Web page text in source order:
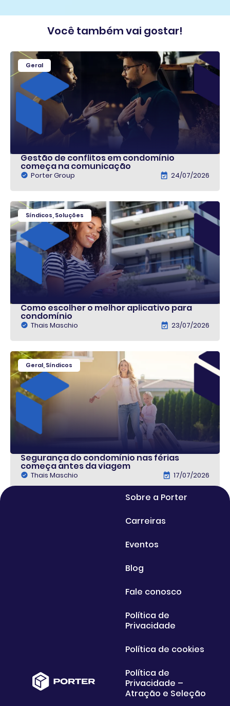
Você também vai gostar!
Geral
Gestão de conflitos em condomínio
começa na comunicação
Porter Group 24/07/2026
Síndicos Soluções
Como escolher o melhor aplicativo para
condomínio
Thais Maschio 23/07/2026
Geral Síndicos
Segurança do condomínio nas férias
começa antes da viagem
Thais Maschio 17/07/2026
Sobre a Porter
Carreiras
Eventos
Blog
Fale conosco
Política de
Privacidade
Política de cookies
Política de
Privacidade –
Atração e Seleção